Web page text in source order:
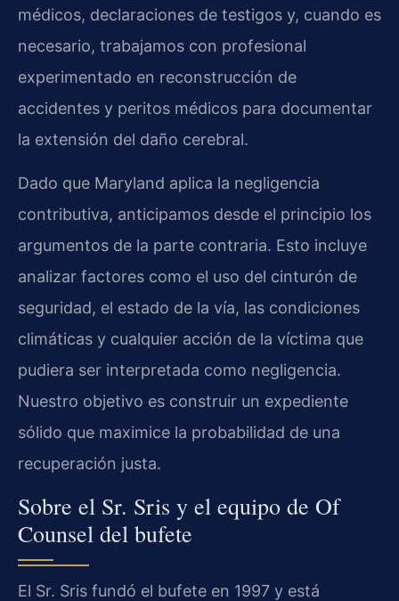
médicos, declaraciones de testigos y, cuando es
necesario, trabajamos con profesional
experimentado en reconstrucción de
accidentes y peritos médicos para documentar
la extensión del daño cerebral.
Dado que Maryland aplica la negligencia
contributiva, anticipamos desde el principio los
argumentos de la parte contraria. Esto incluye
analizar factores como el uso del cinturón de
seguridad, el estado de la vía, las condiciones
climáticas y cualquier acción de la víctima que
pudiera ser interpretada como negligencia.
Nuestro objetivo es construir un expediente
sólido que maximice la probabilidad de una
recuperación justa.
Sobre el Sr. Sris y el equipo de Of
Counsel del bufete
El Sr. Sris fundó el bufete en 1997 y está